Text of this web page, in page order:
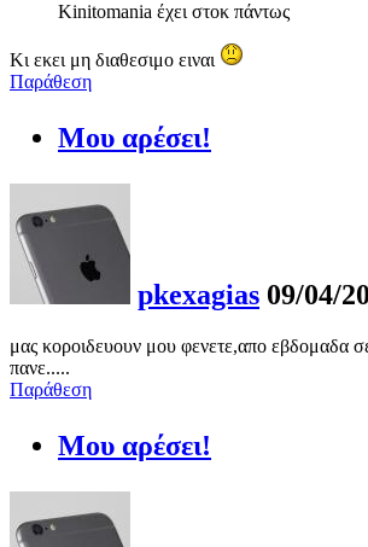
Kinitomania έχει στοκ πάντως
Κι εκει μη διαθεσιμο ειναι
Παράθεση
Μου αρέσει!
pkexagias 09/04/
μας κοροιδευουν μου φενετε,απο εβδομαδα
πανε.....
Παράθεση
Μου αρέσει!